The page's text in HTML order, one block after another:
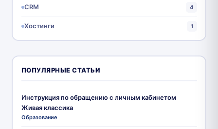
CRM 4
Хостинги 1
ПОПУЛЯРНЫЕ СТАТЬИ
Инструкция по обращению с личным кабинетом
Живая классика
Образование